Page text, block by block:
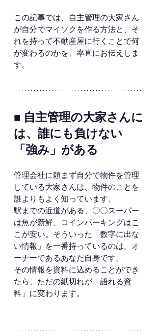
この記事では、自主管理の大家さん
が自分でマイソクを作る方法と、そ
れを持って不動産屋に行くことで何
が変わるのかを、率直にお伝えしま
す。
■ 自主管理の大家さんに
は、誰にも負けない
「強み」がある
管理会社に頼まず自分で物件を管理
している大家さんは、物件のことを
誰よりもよく知っています。
駅までの近道がある、〇〇スーパー
は魚が新鮮、コインパーキングはこ
こが安い。そういった「数字に出な
い情報」を一番持っているのは、オ
ーナーであるあなた自身です。
その情報を資料に込めることができ
たら、ただの紙切れが「語れる資
料」に変わります。